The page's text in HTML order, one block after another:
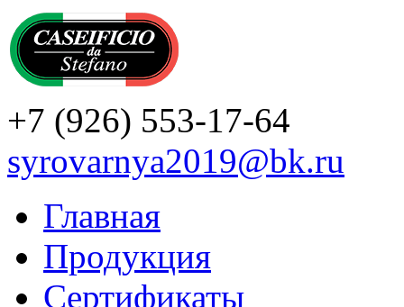
+7 (926) 553-17-64
syrovarnya2019@bk.ru
Главная
Продукция
Сертификаты